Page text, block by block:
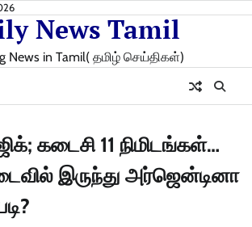
News Tamil
News in Tamil( தமிழ் செய்திகள்)
கடைசி 11 நிமிடங்கள்…
இருந்து அர்ஜென்டினா